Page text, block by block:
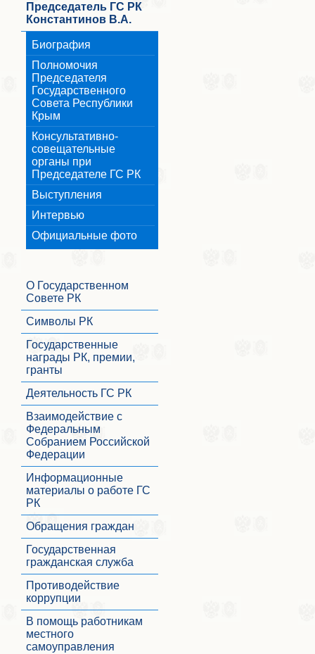
Председатель ГС РК
Константинов В.А.
Биография
Полномочия
Председателя
Государственного
Совета Республики
Крым
Консультативно-
совещательные
органы при
Председателе ГС РК
Выступления
Интервью
Официальные фото
О Государственном
Совете РК
Символы РК
Государственные
награды РК, премии,
гранты
Деятельность ГС РК
Взаимодействие с
Федеральным
Собранием Российской
Федерации
Информационные
материалы о работе ГС
РК
Обращения граждан
Государственная
гражданская служба
Противодействие
коррупции
В помощь работникам
местного
самоуправления